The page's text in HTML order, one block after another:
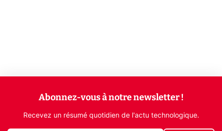
Abonnez-vous à notre newsletter !
Recevez un résumé quotidien de l'actu technologique.